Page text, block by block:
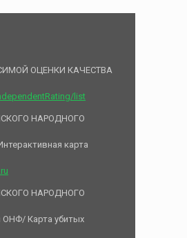
ОЦЕНКИ КАЧЕСТВА
list
НАРОДНОГО
карта
НАРОДНОГО
ОНФ/ Карта убитых